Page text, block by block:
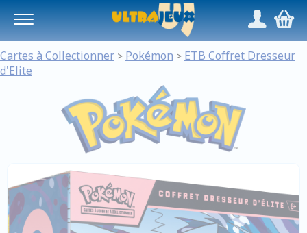
/,
Cartes à Collectionner > Pokémon > ETB Coffret Dresseur
d'Elite